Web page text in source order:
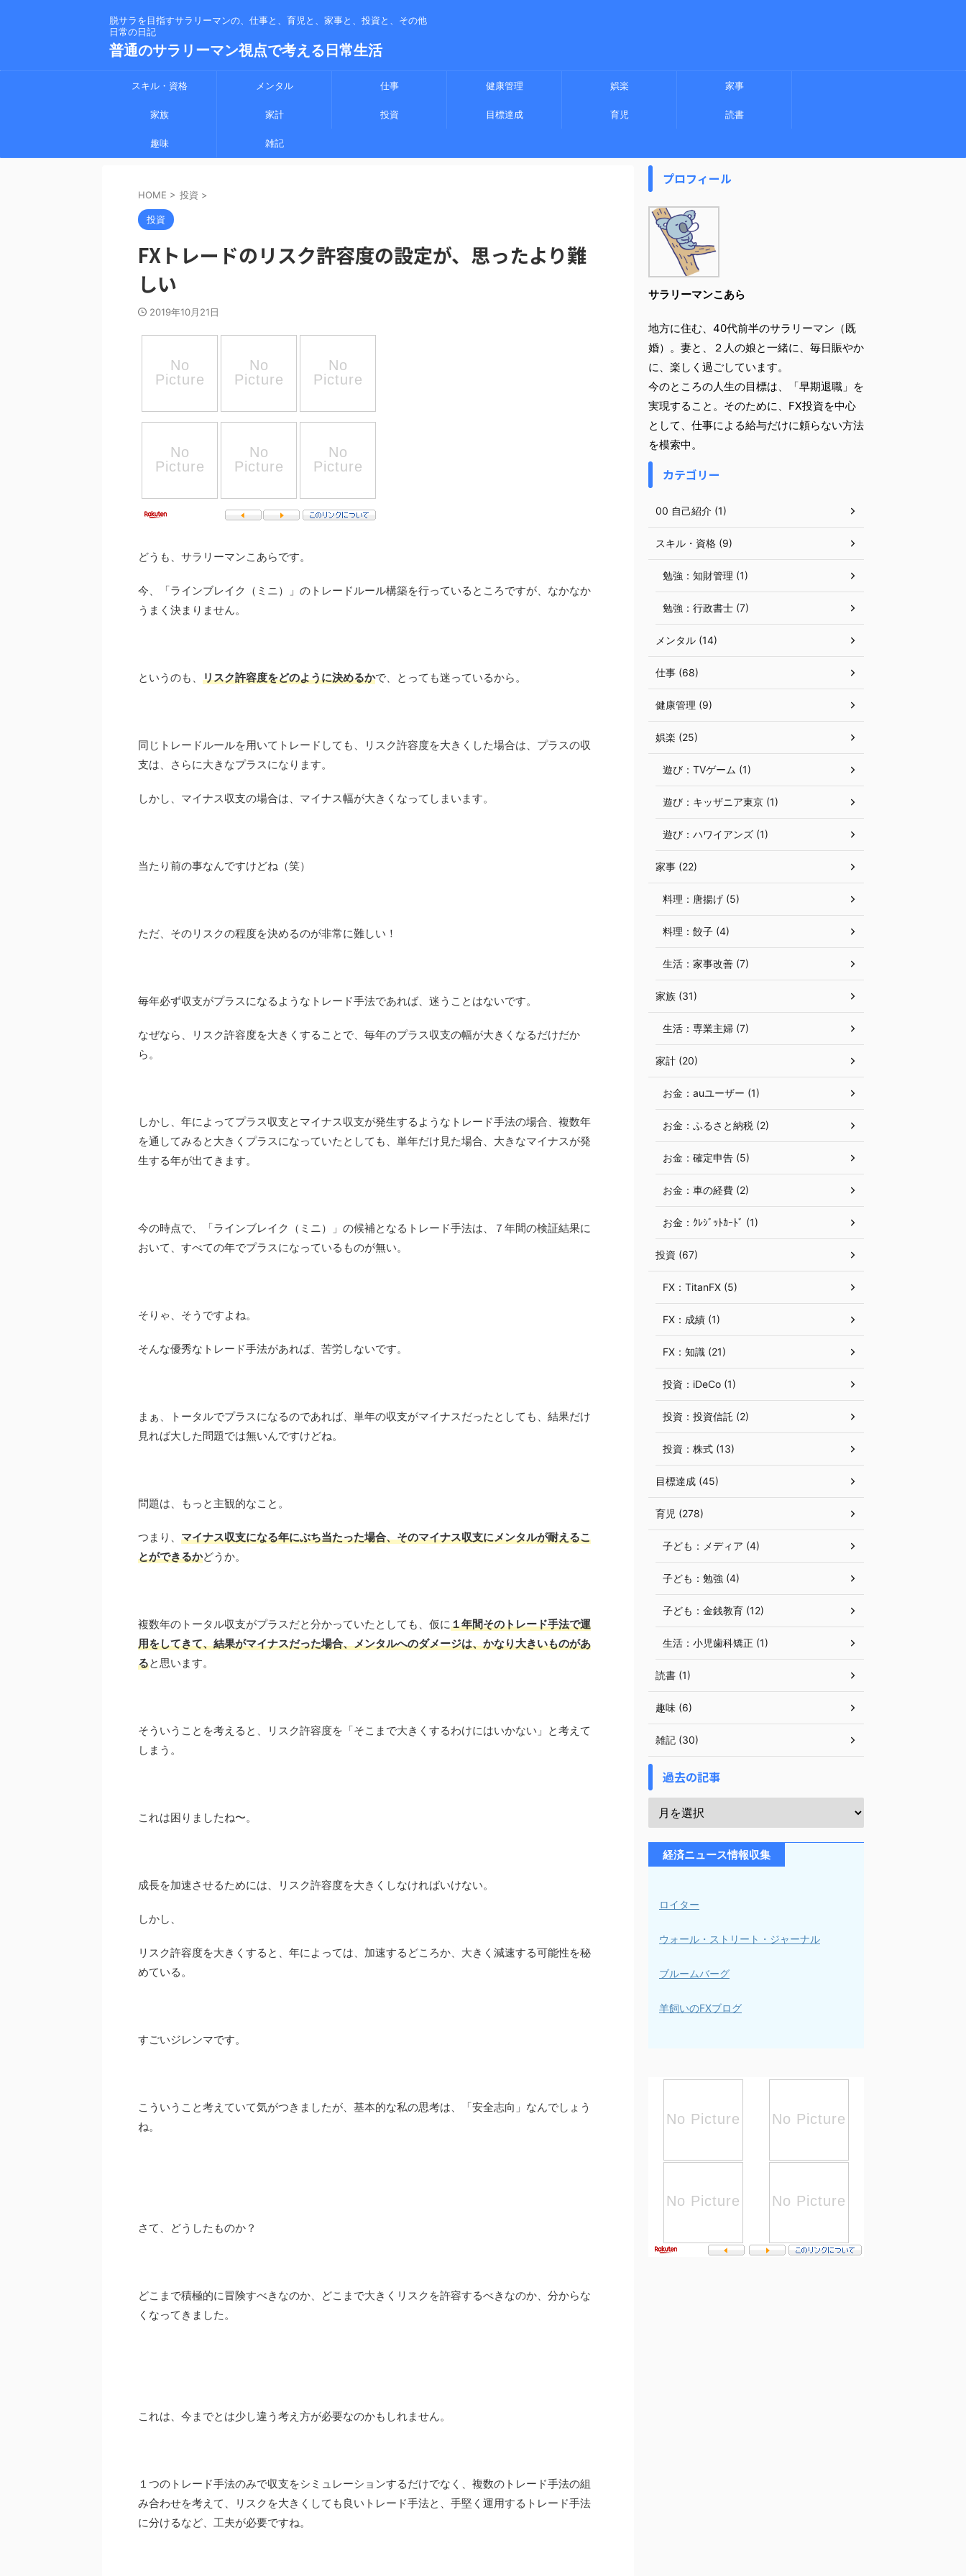
脱サラを目指すサラリーマンの、仕事と、育児と、家事と、投資と、その他
日常の日記
普通のサラリーマン視点で考える日常生活
スキル・資格 メンタル 仕事 健康管理 娯楽 家事
家族 家計 投資 目標達成 育児 読書
趣味 雑記
HOME > 投資 >
投資
FXトレードのリスク許容度の設定が、思ったより難
しい
2019年10月21日
どうも、サラリーマンこあらです。
今、「ラインブレイク（ミニ）」 のトレードルール構築を行っているところですが、なかなか
うまく決まりません。
というのも、 リスク許容度をどのように決めるかで、とっても迷っているから。
同じトレードルールを用いてトレードしても、リスク許容度を大きくした場合は、プラスの収
支は、
さらに大きなプラスになります。
しかし、マイナス収支の場合は、マイナス幅が大きくなってしまいます。
当たり前の事なんですけどね（笑）
ただ、そのリスクの程度を決めるのが非常に難しい！
毎年必ず収支がプラスになるようなトレード手法であれば、迷うことはないです。
なぜなら、リスク許容度を大きくすることで、毎年のプラス収支の幅が大きくなるだけだか
ら。
しかし、年によってプラス収支とマイナス収支が発生するようなトレード手法の場合、複数年
を通してみると大きくプラスになっていたとしても、単年だけ見た場合、大きなマイナスが発
生する年が出てきます。
今の時点で、「ラインブレイク（ミニ）」の候補となるトレード手法は、７年間の検証結果に
おいて、すべての年でプラスになっているものが無い。
そりゃ、そうですよね。
そんな優秀なトレード手法があれば、苦労しないです。
まぁ、トータルでプラスになるのであれば、単年の収支がマイナスだったとしても、結果だけ
見れば大した問題では無いんですけどね。
問題は、もっと主観的なこと。
つまり、 マイナス収支になる年にぶち当たった場合、そのマイナス収支にメンタルが耐えるこ
とができるかどうか。
複数年のトータル収支がプラスだと分かっていたとしても、仮に１年間そのトレード手法で運
用をしてきて、結果がマイナスだった場合、メンタルへのダメージは、かなり大きいものがあ
ると思います。
そういうことを考えると、リスク許容度を「そこまで大きくするわけにはいかない」と考えて
しまう。
これは困りましたね〜。
成長を加速させるためには、リスク許容度を大きくしなければいけない。
しかし、
リスク許容度を大きくすると、年によっては、加速するどころか、大きく減速する可能性を秘
めている。
すごいジレンマです。
こういうこと考えていて気がつきましたが、基本的な私の思考は、「安全志向」なんでしょう
ね。
さて、どうしたものか？
どこまで積極的に冒険すべきなのか、どこまで大きくリスクを許容するべきなのか、分からな
くなってきました。
これは、今までとは少し違う考え方が必要なのかもしれません。
１つのトレード手法のみで収支をシミュレーションするだけでなく、複数のトレード手法の組
み合わせを考えて、リスクを大きくしても良いトレード手法と、手堅く運用するトレード手法
に分けるなど、工夫が必要ですね。
プロフィール
サラリーマンこあら
地方に住む、40代前半のサラリーマン（既
婚）。妻と、２人の娘と一緒に、毎日賑やか
に、楽しく過ごしています。
今のところの人生の目標は、「早期退職」を
実現すること。そのために、FX投資を中心
として、仕事による給与だけに頼らない方法
を模索中。
カテゴリー
00 自己紹介 (1)
スキル・資格 (9)
勉強：知財管理 (1)
勉強：行政書士 (7)
メンタル (14)
仕事 (68)
健康管理 (9)
娯楽 (25)
遊び：TVゲーム (1)
遊び：キッザニア東京 (1)
遊び：ハワイアンズ (1)
家事 (22)
料理：唐揚げ (5)
料理：餃子 (4)
生活：家事改善 (7)
家族 (31)
生活：専業主婦 (7)
家計 (20)
お金：auユーザー (1)
お金：ふるさと納税 (2)
お金：確定申告 (5)
お金：車の経費 (2)
お金：ｸﾚｼﾞｯﾄｶｰﾄﾞ (1)
投資 (67)
FX：TitanFX (5)
FX：成績 (1)
FX：知識 (21)
投資：iDeCo (1)
投資：投資信託 (2)
投資：株式 (13)
目標達成 (45)
育児 (278)
子ども：メディア (4)
子ども：勉強 (4)
子ども：金銭教育 (12)
生活：小児歯科矯正 (1)
読書 (1)
趣味 (6)
雑記 (30)
過去の記事
経済ニュース情報収集
ロイター
ウォール・ストリート・ジャーナル
ブルームバーグ
羊飼いのFXブログ